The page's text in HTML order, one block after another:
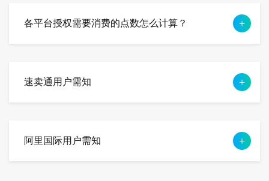
各平台授权需要消费的点数怎么计算？
速卖通用户需知
阿里国际用户需知